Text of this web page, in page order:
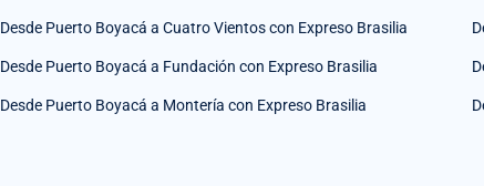
Desde Puerto Boyacá a Cuatro Vientos con Expreso Brasilia
Desde Puerto Boyacá a Fundación con Expreso Brasilia
Desde Puerto Boyacá a Montería con Expreso Brasilia